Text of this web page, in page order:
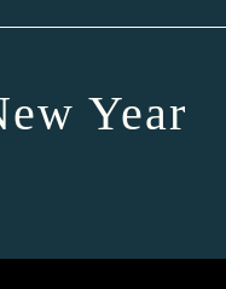
Year